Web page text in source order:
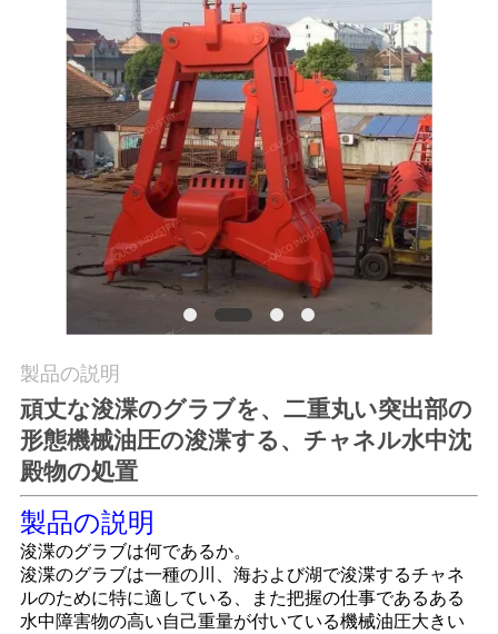
ー
品
質
管
理
製品の説明
頑丈な浚渫のグラブを、二重丸い突出部の
形態機械油圧の浚渫する、チャネル水中沈
殿物の処置
製品の説明
浚渫のグラブは何であるか。
浚渫のグラブは一種の川、海および湖で浚渫するチャネ
ルのために特に適している、また把握の仕事であるある
水中障害物の高い自己重量が付いている機械油圧大きい